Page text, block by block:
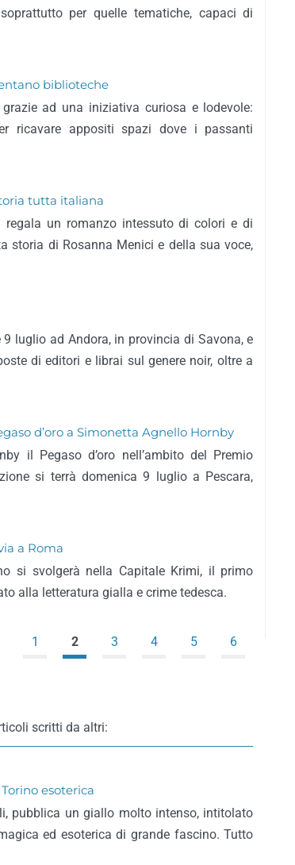
per quelle tematiche, capaci di
biblioteche
ad una iniziativa curiosa e lodevole:
ricavare appositi spazi dove i passanti
tutta italiana
un romanzo intessuto di colori e di
storia di Rosanna Menici e della sua voce,
luglio ad Andora, in provincia di Savona, e
di editori e librai sul genere noir, oltre a
d’oro a Simonetta Agnello Hornby
il Pegaso d’oro nell’ambito del Premio
si terrà domenica 9 luglio a Pescara,
a Roma
si svolgerà nella Capitale Krimi, il primo
alla letteratura gialla e crime tedesca.
1 2 3 4 5 6
scritti da altri:
esoterica
pubblica un giallo molto intenso, intitolato
ed esoterica di grande fascino. Tutto